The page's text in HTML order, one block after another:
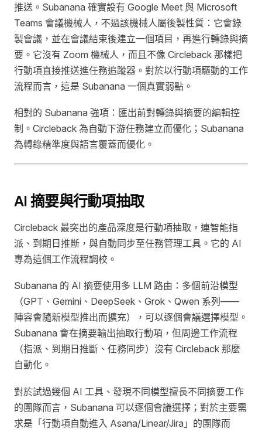
推送。Subanana 確實設有 Google Meet 與 Microsoft
Teams 會議機械人，不過該機械人屬後製性質：它會錄
製會議，並在會議結束後建立一個項目，再進行轉錄與摘
要。它沒有 Zoom 機械人，而且不像 Circleback 那樣把
行動項直接推送進任務追蹤器。對於以行動項驅動的工作
流程而言，這是 Subanana 一個真實弱點。
相對的 Subanana 強項：匯出前對轉錄與摘要的編輯控
制。Circleback 為自動下游任務建立而優化；Subanana
為轉錄精準度與語言覆蓋而優化。
AI 摘要與行動項抽取
Circleback 最突出的產品深度是行動項抽取，連智能指
派、到期日推斷，與自動同步至任務管理工具。它的 AI
專為這個工作流程調校。
Subanana 的 AI 摘要使用多 LLM 路由：多個前沿模型
（GPT、Gemini、DeepSeek、Grok、Qwen 系列——
陣容會隨新模型推出而擴充），可以逐個會議選擇模型。
Subanana 會在摘要輸出抽取行動項，但周邊工作流程
（指派、到期日推斷、任務同步）沒有 Circleback 那麼
自動化。
對於試過幾個 AI 工具、發現不同模型擅長不同摘要工作
的團隊而言，Subanana 可以逐個會議選擇；對於主要需
求是「行動項自動進入 Asana/Linear/Jira」的團隊而